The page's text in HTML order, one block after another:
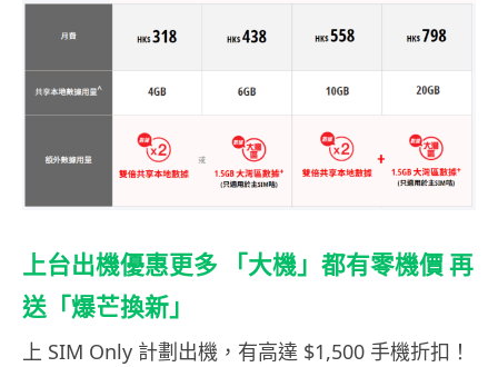
上台出機優惠更多 「大機」都有零機價 再
送「爆芒換新」
上 SIM Only 計劃出機，有高達 $1,500 手機折扣！